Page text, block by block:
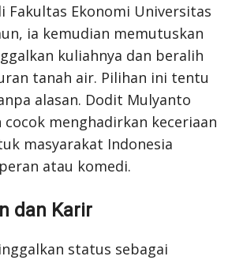
Fakultas Ekonomi Universitas
ia kemudian memutuskan
kuliahnya dan beralih
tanah air. Pilihan ini tentu
alasan. Dodit Mulyanto
cocok menghadirkan keceriaan
masyarakat Indonesia
atau komedi.
dan Karir
status sebagai